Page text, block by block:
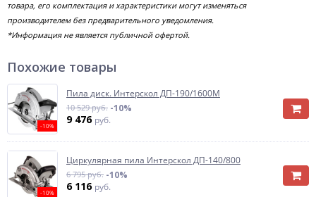
товара, его комплектация и характеристики могут изменяться
производителем без предварительного уведомления.
*Информация не является публичной офертой.
Похожие товары
-10%
Пила диск. Интерскол ДП-190/1600М
10 529 руб. -10%
9 476 руб.
-10%
Циркулярная пила Интерскол ДП-140/800
6 795 руб. -10%
6 116 руб.